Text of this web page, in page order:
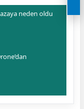
neden oldu